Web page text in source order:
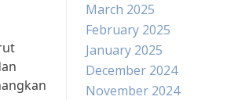
March 2025
February 2025
January 2025
December 2024
November 2024